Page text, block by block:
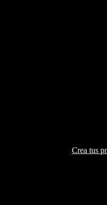
Crea tus